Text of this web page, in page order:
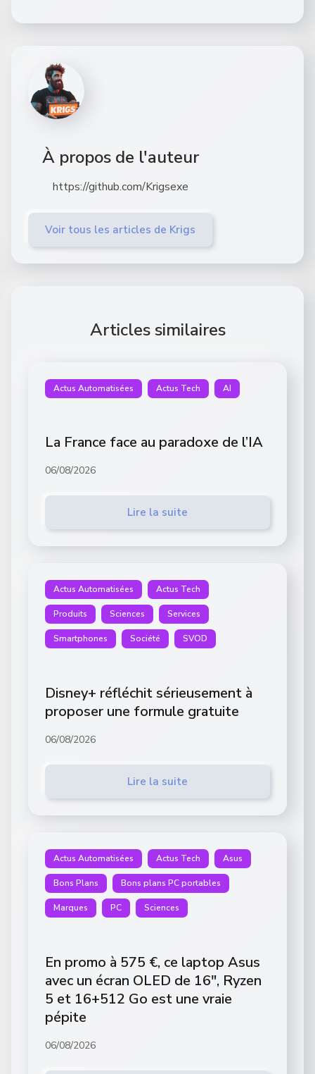
À propos de l'auteur
https://github.com/Krigsexe
Voir tous les articles de Krigs
Articles similaires
Actus Automatisées Actus Tech AI
La France face au paradoxe de l’IA
06/08/2026
Lire la suite
Actus Automatisées Actus Tech
Produits Sciences Services
Smartphones Société SVOD
Disney+ réfléchit sérieusement à
proposer une formule gratuite
06/08/2026
Lire la suite
Actus Automatisées Actus Tech Asus
Bons Plans Bons plans PC portables
Marques PC Sciences
En promo à 575 €, ce laptop Asus
avec un écran OLED de 16″, Ryzen
5 et 16+512 Go est une vraie
pépite
06/08/2026